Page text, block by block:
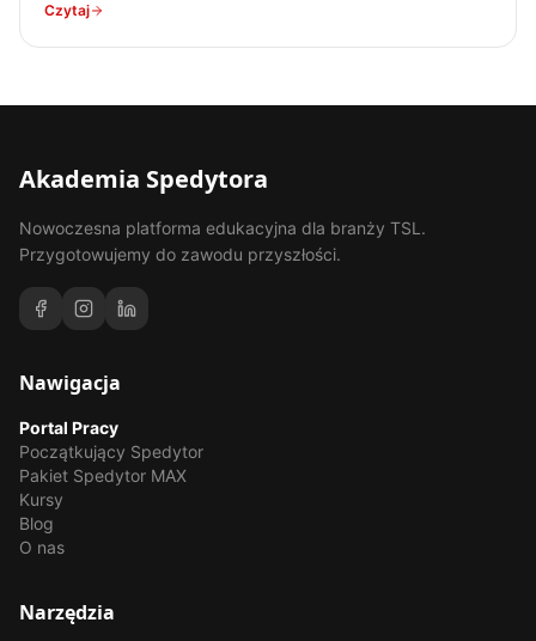
dla każdego spedytora.
Czytaj
Akademia Spedytora
Nowoczesna platforma edukacyjna dla branży TSL.
Przygotowujemy do zawodu przyszłości.
Nawigacja
Portal Pracy
Początkujący Spedytor
Pakiet Spedytor MAX
Kursy
Blog
O nas
Narzędzia